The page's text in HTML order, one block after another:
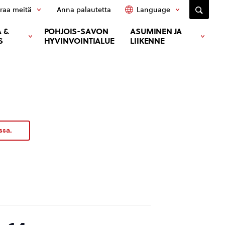
&
POHJOIS-SAVON
HYVINVOINTIALUE
ASUMINEN JA
LIIKENNE
meitä Anna palautetta Language